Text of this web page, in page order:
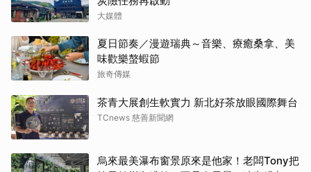
大媒體
夏日節奏／漫遊瑞典～音樂、療癒桑拿、美
味歡樂螯蝦節
旅奇傳媒
茶青大展創生軟實力 新北好茶放眼國際舞台
TCnews 慈善新聞網
烏來最美瀑布窗景原來是他家！老闆Tony把